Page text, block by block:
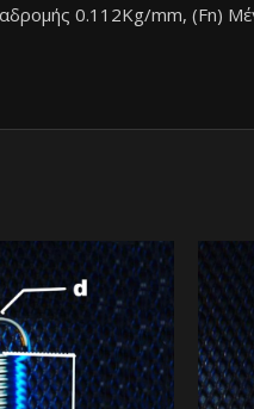
0.112Kg/mm, (Fn)